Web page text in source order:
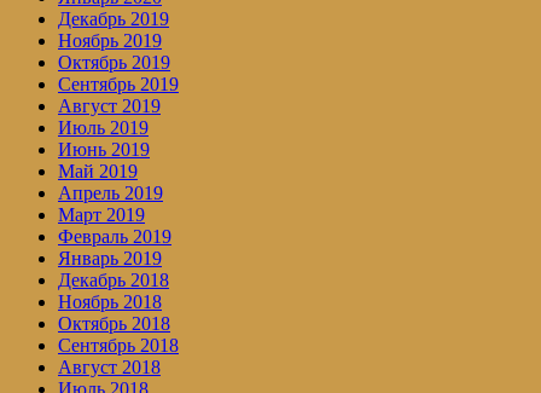
Декабрь 2019
Ноябрь 2019
Октябрь 2019
Сентябрь 2019
Август 2019
Июль 2019
Июнь 2019
Май 2019
Апрель 2019
Март 2019
Февраль 2019
Январь 2019
Декабрь 2018
Ноябрь 2018
Октябрь 2018
Сентябрь 2018
Август 2018